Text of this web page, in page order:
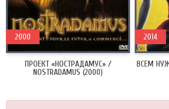
ПРОЕКТ «НОСТРАДАМУС» /
NOSTRADAMUS (2000)
2000
ВСЕМ
2014